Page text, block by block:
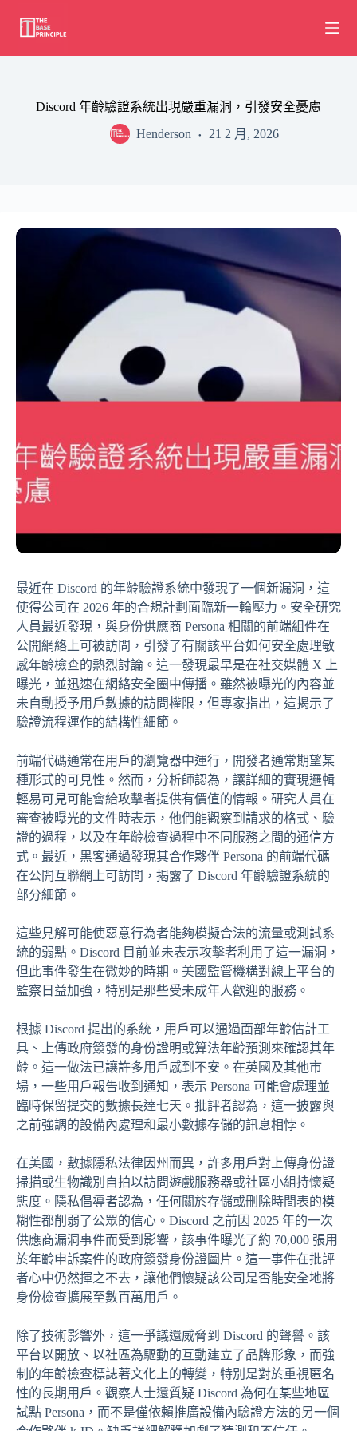
content
Discord 年齡驗證系統出現嚴重漏洞，引發安全憂慮
Henderson
21 2 月, 2026
最近在 Discord 的年齡驗證系統中發現了一個新漏洞，這
使得公司在 2026 年的合規計劃面臨新一輪壓力。安全研究
人員最近發現，與身份供應商 Persona 相關的前端組件在
公開網絡上可被訪問，引發了有關該平台如何安全處理敏
感年齡檢查的熱烈討論。這一發現最早是在社交媒體 X 上
曝光，並迅速在網絡安全圈中傳播。雖然被曝光的內容並
未自動授予用戶數據的訪問權限，但專家指出，這揭示了
驗證流程運作的結構性細節。
前端代碼通常在用戶的瀏覽器中運行，開發者通常期望某
種形式的可見性。然而，分析師認為，讓詳細的實現邏輯
輕易可見可能會給攻擊者提供有價值的情報。研究人員在
審查被曝光的文件時表示，他們能觀察到請求的格式、驗
證的過程，以及在年齡檢查過程中不同服務之間的通信方
式。最近，黑客通過發現其合作夥伴 Persona 的前端代碼
在公開互聯網上可訪問，揭露了 Discord 年齡驗證系統的
部分細節。
這些見解可能使惡意行為者能夠模擬合法的流量或測試系
統的弱點。Discord 目前並未表示攻擊者利用了這一漏洞，
但此事件發生在微妙的時期。美國監管機構對線上平台的
監察日益加強，特別是那些受未成年人歡迎的服務。
根據 Discord 提出的系統，用戶可以通過面部年齡估計工
具、上傳政府簽發的身份證明或算法年齡預測來確認其年
齡。這一做法已讓許多用戶感到不安。在英國及其他市
場，一些用戶報告收到通知，表示 Persona 可能會處理並
臨時保留提交的數據長達七天。批評者認為，這一披露與
之前強調的設備內處理和最小數據存儲的訊息相悖。
在美國，數據隱私法律因州而異，許多用戶對上傳身份證
掃描或生物識別自拍以訪問遊戲服務器或社區小組持懷疑
態度。隱私倡導者認為，任何關於存儲或刪除時間表的模
糊性都削弱了公眾的信心。Discord 之前因 2025 年的一次
供應商漏洞事件而受到影響，該事件曝光了約 70,000 張用
於年齡申訴案件的政府簽發身份證圖片。這一事件在批評
者心中仍然揮之不去，讓他們懷疑該公司是否能安全地將
身份檢查擴展至數百萬用戶。
除了技術影響外，這一爭議還威脅到 Discord 的聲譽。該
平台以開放、以社區為驅動的互動建立了品牌形象，而強
制的年齡檢查標誌著文化上的轉變，特別是對於重視匿名
性的長期用戶。觀察人士還質疑 Discord 為何在某些地區
試點 Persona，而不是僅依賴推廣設備內驗證方法的另一個